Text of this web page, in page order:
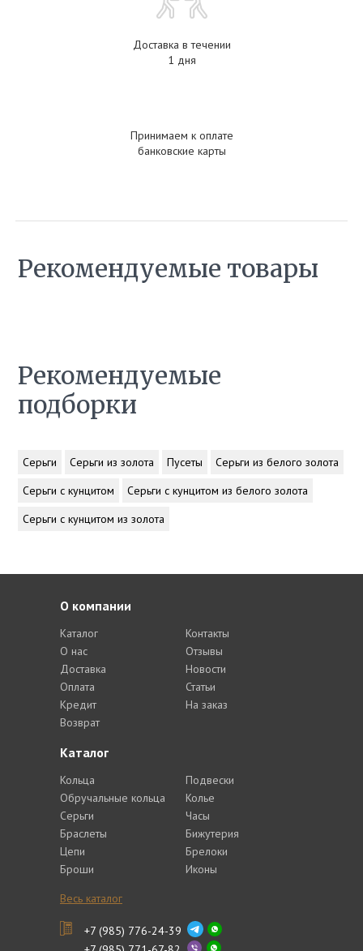
Доставка в течении
1 дня
Принимаем к оплате
банковские карты
Рекомендуемые товары
Рекомендуемые
подборки
Серьги Серьги из золота Пусеты
Серьги из белого золота
Серьги с кунцитом
Серьги с кунцитом из белого золота
Серьги с кунцитом из золота
Каталог
Кольца
Обручальные кольца
Серьги
Браслеты
Цепи
Броши
Подвески
Колье
Часы
Бижутерия
Брелоки
Иконы
Весь каталог
О компании
Каталог
О нас
Доставка
Оплата
Кредит
Возврат
Контакты
Отзывы
Новости
Статьи
На заказ
+7 (985) 776-24-39